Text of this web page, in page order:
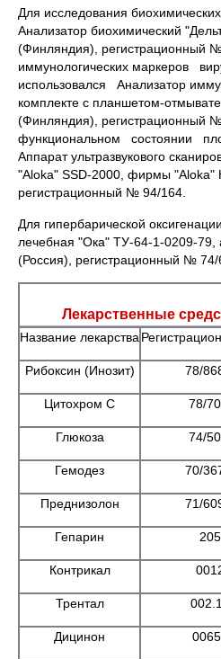
Для исследования
Анализатор биохимический
(Финляндия), регистрационный
иммунологических маркеров
использовался Анализатор
комплекте с планшетом-
(Финляндия), регистрационный
функциональном состоянии
Аппарат ультразвукового
"Aloka" SSD-2000, фирмы "Aloka"
peгистрационный № 94/164.
Для гипербарической
лечебная "Ока" ТУ-64-1-0209-79,
(Россия), регистрационный № 74/
Лекарственные
Название лекарства
Рибоксин (Инозит) 78/
Цитохром С 78/
Глюкоза 74/
Гемодез 70/
Преднизолон 71/
Гепарин
Контрикал
Трентал
Дицинон